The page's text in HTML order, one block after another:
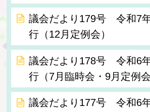
議会だより179号 令和7
行（12月定例会）
議会だより178号 令和6
行（7月臨時会・9月定例会
議会だより177号 令和6